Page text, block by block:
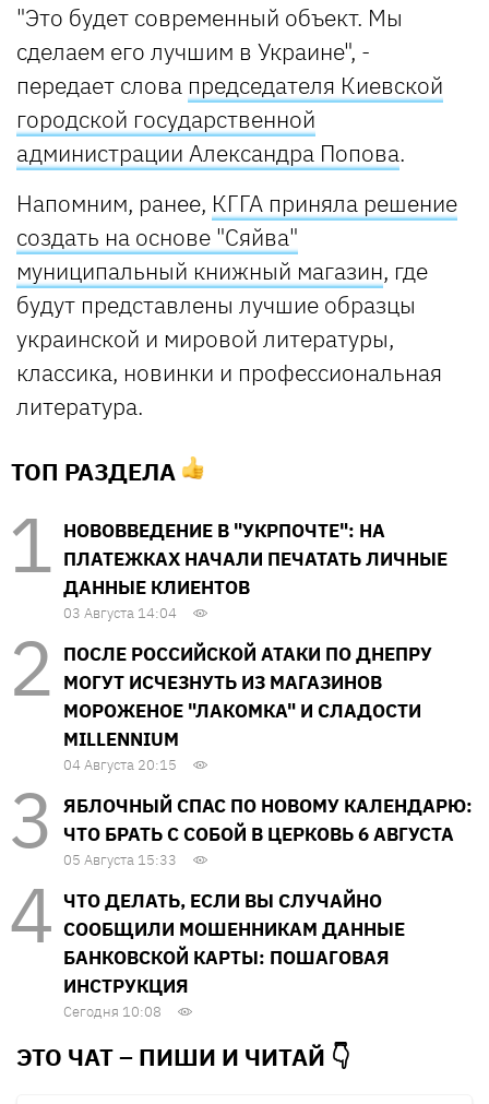
"Это будет современный объект. Мы
сделаем его лучшим в Украине", -
передает слова председателя Киевской
городской государственной
администрации Александра Попова.
Напомним, ранее, КГГА приняла решение
создать на основе "Сяйва"
муниципальный книжный магазин, где
будут представлены лучшие образцы
украинской и мировой литературы,
классика, новинки и профессиональная
литература.
ТОП РАЗДЕЛА
НОВОВВЕДЕНИЕ В "УКРПОЧТЕ": НА
ПЛАТЕЖКАХ НАЧАЛИ ПЕЧАТАТЬ ЛИЧНЫЕ
ДАННЫЕ КЛИЕНТОВ
03 Августа 14:04
ПОСЛЕ РОССИЙСКОЙ АТАКИ ПО ДНЕПРУ
МОГУТ ИСЧЕЗНУТЬ ИЗ МАГАЗИНОВ
МОРОЖЕНОЕ "ЛАКОМКА" И СЛАДОСТИ
MILLENNIUM
04 Августа 20:15
ЯБЛОЧНЫЙ СПАС ПО НОВОМУ КАЛЕНДАРЮ:
ЧТО БРАТЬ С СОБОЙ В ЦЕРКОВЬ 6 АВГУСТА
05 Августа 15:33
ЧТО ДЕЛАТЬ, ЕСЛИ ВЫ СЛУЧАЙНО
СООБЩИЛИ МОШЕННИКАМ ДАННЫЕ
БАНКОВСКОЙ КАРТЫ: ПОШАГОВАЯ
ИНСТРУКЦИЯ
Сегодня 10:08
ЭТО ЧАТ – ПИШИ И ЧИТАЙ 👇